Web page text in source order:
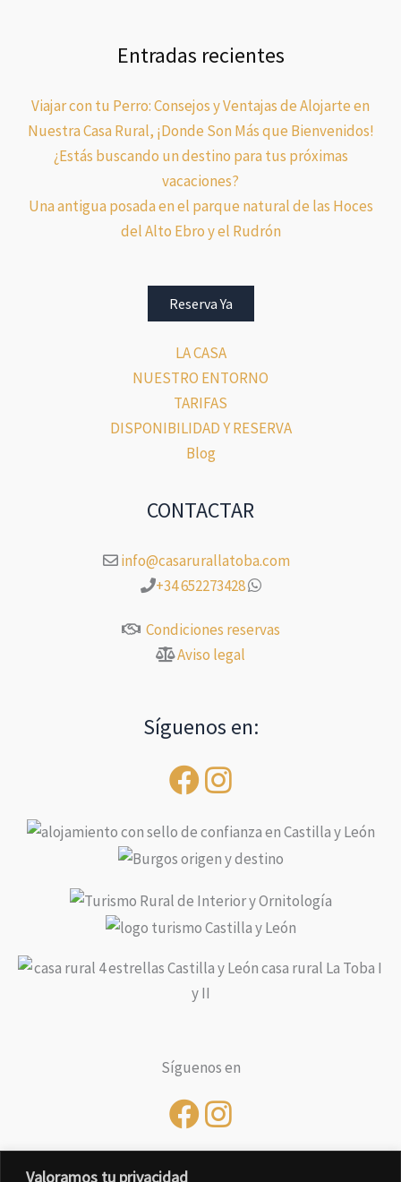
Valoramos tu privacidad
Entradas recientes
Viajar con tu Perro: Consejos y Ventajas de Alojarte en
Nuestra Casa Rural, ¡Donde Son Más que Bienvenidos!
¿Estás buscando un destino para tus próximas
vacaciones?
Una antigua posada en el parque natural de las Hoces
del Alto Ebro y el Rudrón
Reserva Ya
LA CASA
NUESTRO ENTORNO
TARIFAS
DISPONIBILIDAD Y RESERVA
Blog
CONTACTAR
info@casarurallatoba.com
+34 652273428
Condiciones reservas
Aviso legal
Síguenos en:
Síguenos en